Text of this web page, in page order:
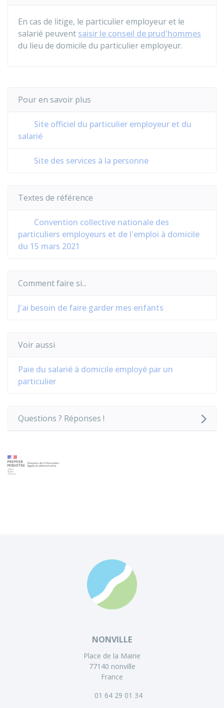
En cas de litige, le particulier employeur et le
salarié peuvent saisir le conseil de prud'hommes
du lieu de domicile du particulier employeur.
Pour en savoir plus
Site officiel du particulier employeur et du
salarié
Site des services à la personne
Textes de référence
Convention collective nationale des
particuliers employeurs et de l'emploi à domicile
du 15 mars 2021
Comment faire si...
J'ai besoin de faire garder mes enfants
Voir aussi
Paie du salarié à domicile employé par un
particulier
Questions ? Réponses !
NONVILLE
Place de la Mairie
77140 nonville
France
01 64 29 01 34